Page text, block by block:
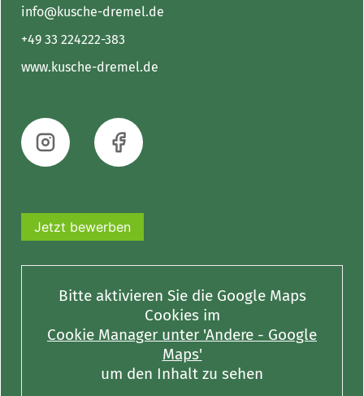
info@kusche-dremel.de
+49 33 224222-383
www.kusche-dremel.de
Jetzt bewerben
Bitte aktivieren Sie die Google Maps
Cookies im
Cookie Manager unter 'Andere - Google
Maps'
um den Inhalt zu sehen